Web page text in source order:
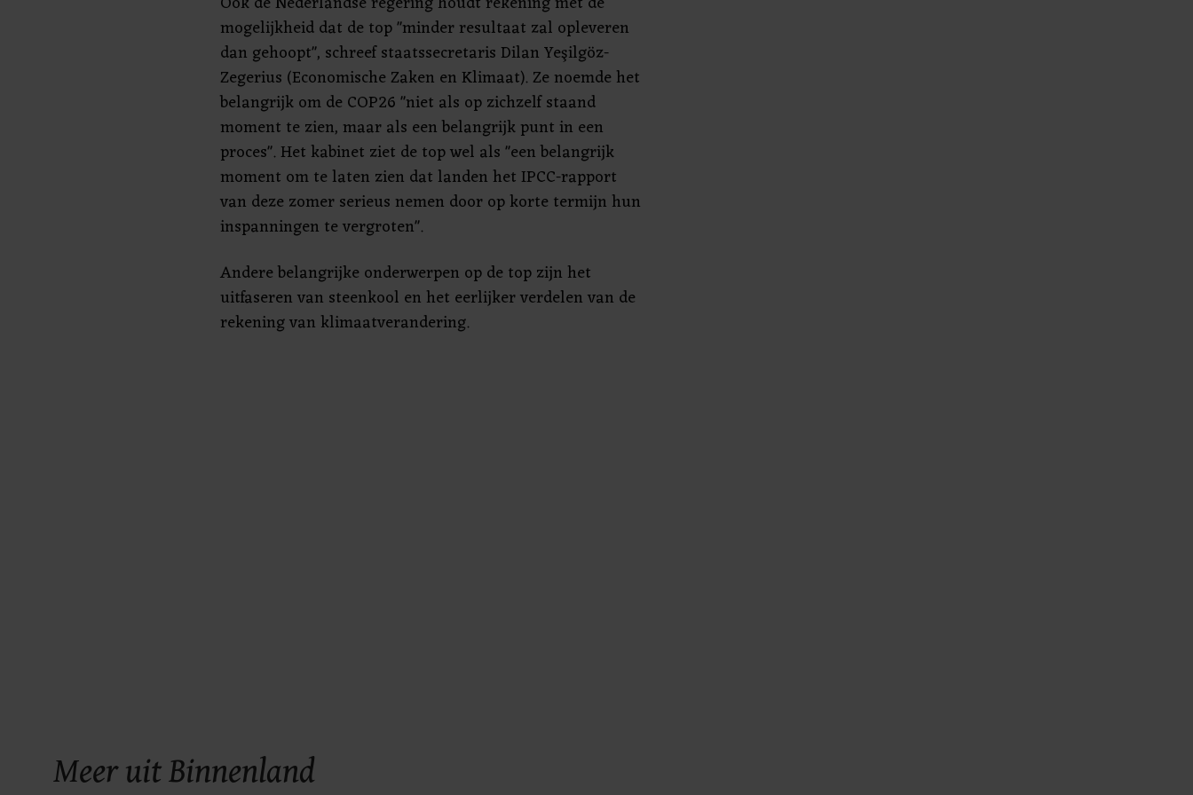
mogelijkheid dat de top "minder resultaat zal opleveren
dan gehoopt", schreef staatssecretaris Dilan Yeşilgöz-
Zegerius (Economische Zaken en Klimaat). Ze noemde het
belangrijk om de COP26 "niet als op zichzelf staand
moment te zien, maar als een belangrijk punt in een
proces". Het kabinet ziet de top wel als "een belangrijk
moment om te laten zien dat landen het IPCC-rapport
van deze zomer serieus nemen door op korte termijn hun
inspanningen te vergroten".
Andere belangrijke onderwerpen op de top zijn het
uitfaseren van steenkool en het eerlijker verdelen van de
rekening van klimaatverandering.
Meer uit Binnenland